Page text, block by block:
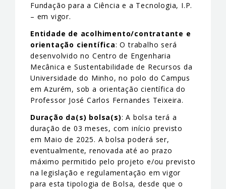
Fundação para a Ciência e a Tecnologia, I.P.
– em vigor.
Entidade de acolhimento/contratante e
orientação científica: O trabalho será
desenvolvido no Centro de Engenharia
Mecânica e Sustentabilidade de Recursos da
Universidade do Minho, no polo do Campus
em Azurém, sob a orientação científica do
Professor José Carlos Fernandes Teixeira.
Duração da(s) bolsa(s): A bolsa terá a
duração de 03 meses, com início previsto
em Maio de 2025. A bolsa poderá ser,
eventualmente, renovada até ao prazo
máximo permitido pelo projeto e/ou previsto
na legislação e regulamentação em vigor
para esta tipologia de Bolsa, desde que o